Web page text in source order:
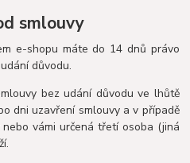
smlouvy
e-shopu máte do 14 dnů právo
důvodu.
bez udání důvodu ve lhůtě
dni uzavření smlouvy a v případě
vámi určená třetí osoba (jiná